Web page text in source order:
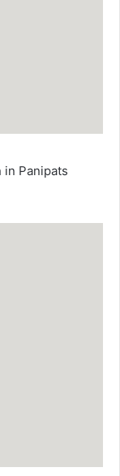
in Panipats